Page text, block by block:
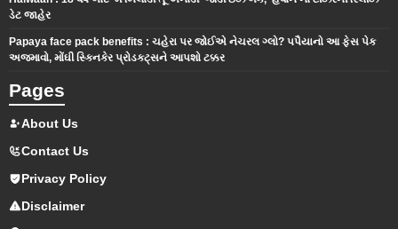
ડેટ જાહેર
Papaya face pack benefits : ચહેરા પર જોઈએ નેચરલ ગ્લો? પપૈયાનો આ ફેસ પેક
અજમાવો, મોંઘી સ્કિનકેર પ્રોડક્ટ્સને આપશો ટક્કર
Pages
About Us
Contact Us
Privacy Policy
Disclaimer